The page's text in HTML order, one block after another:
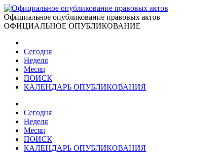
Официальное опубликование правовых актов
ОФИЦИАЛЬНОЕ ОПУБЛИКОВАНИЕ
Сегодня
Неделя
Месяц
ПОИСК
КАЛЕНДАРЬ ОПУБЛИКОВАНИЯ
Сегодня
Неделя
Месяц
ПОИСК
КАЛЕНДАРЬ ОПУБЛИКОВАНИЯ